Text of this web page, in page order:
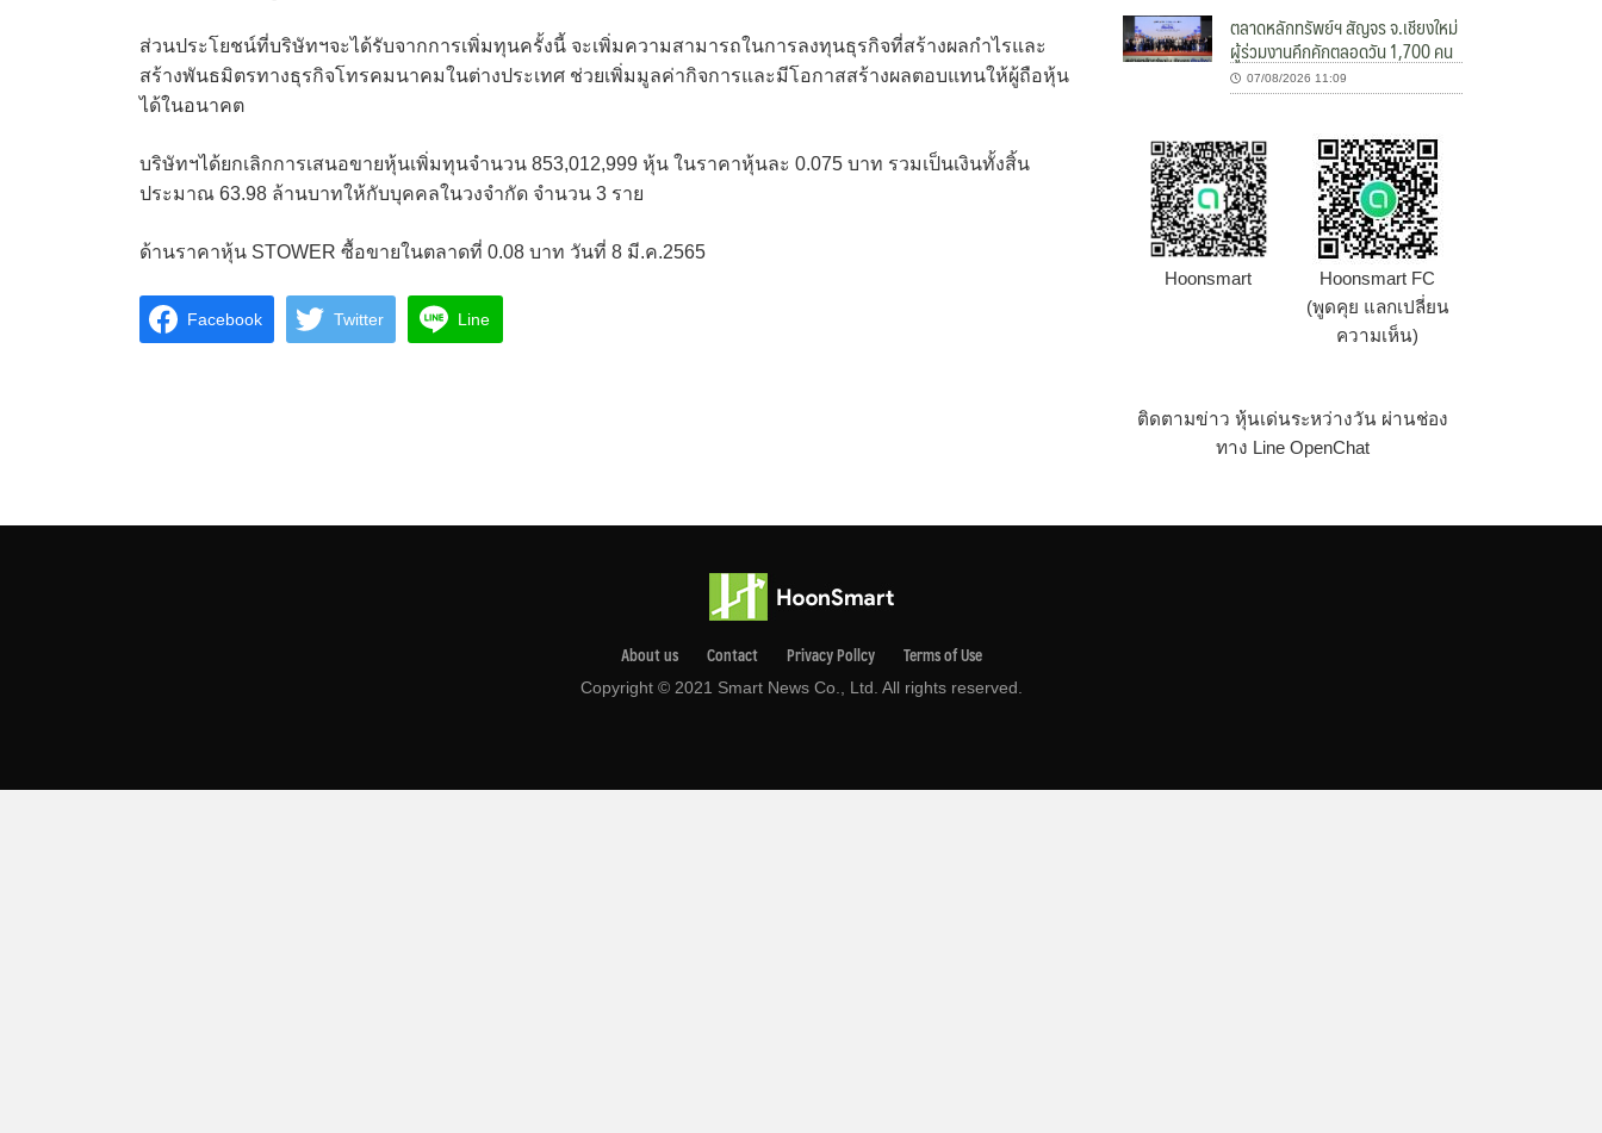
ส่วนประโยชน์ที่บริษัทฯจะได้รับจากการเพิ่มทุนครั้งนี้ จะเพิ่มความสามารถในการลงทุนธุรกิจที่สร้างผลกำไรและ
สร้างพันธมิตรทางธุรกิจโทรคมนาคมในต่างประเทศ ช่วยเพิ่มมูลค่ากิจการและมีโอกาสสร้างผลตอบแทนให้ผู้ถือหุ้น
ได้ในอนาคต
บริษัทฯได้ยกเลิกการเสนอขายหุ้นเพิ่มทุนจำนวน 853,012,999 หุ้น ในราคาหุ้นละ 0.075 บาท รวมเป็นเงินทั้งสิ้น
ประมาณ 63.98 ล้านบาทให้กับบุคคลในวงจำกัด จำนวน 3 ราย
ด้านราคาหุ้น STOWER ซื้อขายในตลาดที่ 0.08 บาท วันที่ 8 มี.ค.2565
Facebook Twitter Line
ตลาดหลักทรัพย์ฯ สัญจร จ.เชียงใหม่
ผู้ร่วมงานคึกคักตลอดวัน 1,700 คน
07/08/2026 11:09
Hoonsmart
Hoonsmart FC
(พูดคุย แลกเปลี่ยน
ความเห็น)
ติดตามข่าว หุ้นเด่นระหว่างวัน ผ่านช่อง
ทาง Line OpenChat
About us Contact Privacy Pollcy Terms of Use
Copyright © 2021 Smart News Co., Ltd. All rights reserved.